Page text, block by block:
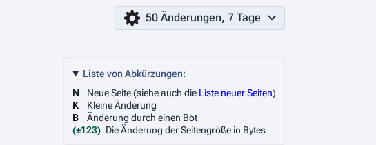
50 Änderungen, 7 Tage
Liste von Abkürzungen:
N
Neue Seite (siehe auch die Liste neuer Seiten)
K
Kleine Änderung
B
Änderung durch einen Bot
(±123) Die Änderung der Seitengröße in Bytes